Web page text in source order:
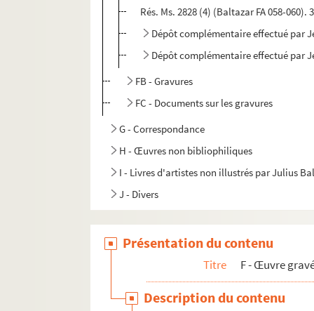
Rés. Ms. 2828 (4) (Baltazar FA 058-
Dépôt complémentaire effectué par
Dépôt complémentaire effectué par
FB - Gravures
FC - Documents sur les gravures
G - Correspondance
H - Œuvres non bibliophiliques
I - Livres d'artistes non illustrés par Julius
J - Divers
Présentation du contenu
Titre F - Œuvre
Description du contenu